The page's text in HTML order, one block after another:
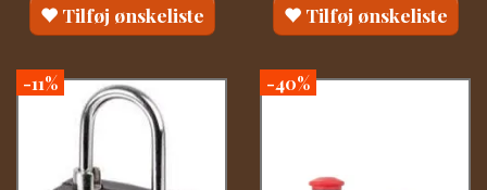
Tilføj ønskeliste Tilføj ønskeliste
-11% -40%